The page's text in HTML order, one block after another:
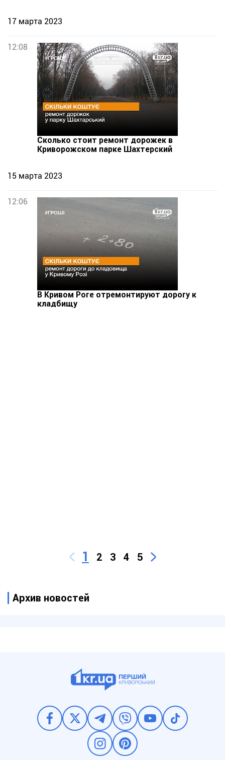
17 марта 2023
12:08
Сколько стоит ремонт дорожек в
Криворожском парке Шахтерский
15 марта 2023
12:06
В Кривом Роге отремонтируют дорогу к
кладбищу
1 2 3 4 5
Архив новостей